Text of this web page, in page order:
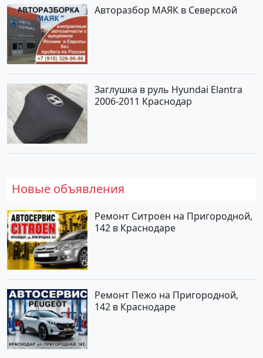
Авторазбор МАЯК в Северской
Заглушка в руль Hyundai Elantra
2006-2011 Краснодар
Новые объявления
Ремонт Ситроен на Пригородной,
142 в Краснодаре
Ремонт Пежо на Пригородной,
142 в Краснодаре